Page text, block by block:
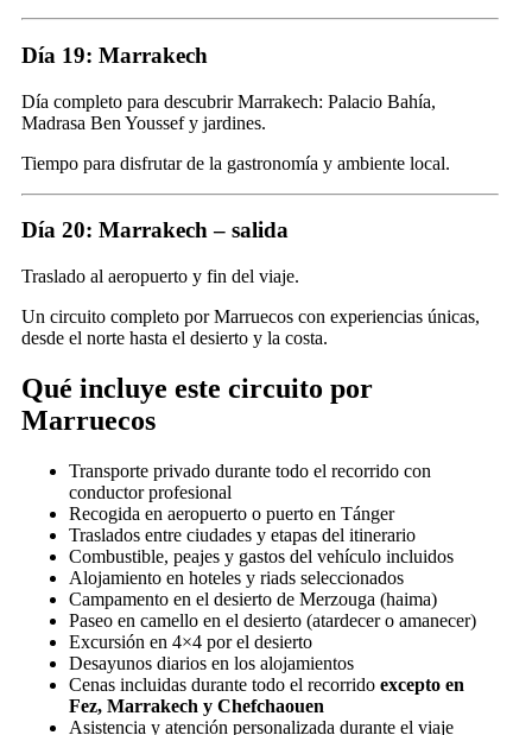
Día 19: Marrakech
Día completo para descubrir Marrakech: Palacio Bahía,
Madrasa Ben Youssef y jardines.
Tiempo para disfrutar de la gastronomía y ambiente local.
Día 20: Marrakech – salida
Traslado al aeropuerto y fin del viaje.
Un circuito completo por Marruecos con experiencias únicas,
desde el norte hasta el desierto y la costa.
Qué incluye este circuito por
Marruecos
Transporte privado durante todo el recorrido con
conductor profesional
Recogida en aeropuerto o puerto en Tánger
Traslados entre ciudades y etapas del itinerario
Combustible, peajes y gastos del vehículo incluidos
Alojamiento en hoteles y riads seleccionados
Campamento en el desierto de Merzouga (haima)
Paseo en camello en el desierto (atardecer o amanecer)
Excursión en 4×4 por el desierto
Desayunos diarios en los alojamientos
Cenas incluidas durante todo el recorrido excepto en
Fez, Marrakech y Chefchaouen
Asistencia y atención personalizada durante el viaje